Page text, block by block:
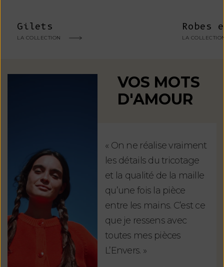
Gilets
LA COLLECTION
Robes
LA
VOS MOTS
D'AMOUR
« On ne réalise vraiment
les détails du tricotage
et la qualité de la maille
qu’une fois la pièce
entre les mains. C’est ce
que je ressens avec
toutes mes pièces
L’Envers. »